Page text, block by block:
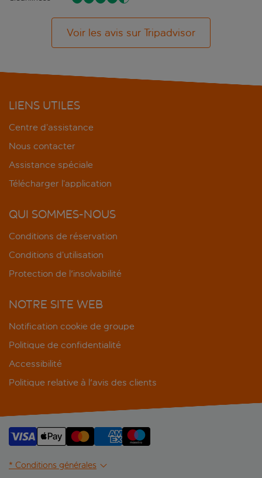
Voir les avis sur Tripadvisor
LIENS UTILES
Centre d’assistance
Nous contacter
Assistance spéciale
Télécharger l’application
QUI SOMMES-NOUS
Conditions de réservation
Conditions d’utilisation
Protection de l'insolvabilité
NOTRE SITE WEB
Notification cookie de groupe
Politique de confidentialité
Accessibilité
Politique relative à l'avis des clients
* Conditions générales